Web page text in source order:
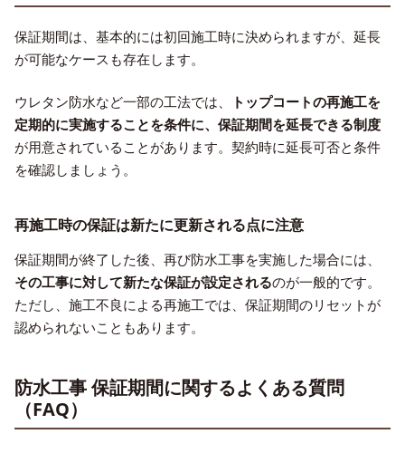
保証期間は、基本的には初回施工時に決められますが、延長
が可能なケースも存在します。
ウレタン防水など一部の工法では、
トップコートの再施工を
定期的に実施することを条件に、保証期間を延長できる制度
が用意されていることがあります。契約時に延長可否と条件
を確認しましょう。
再施工時の保証は新たに更新される点に注意
保証期間が終了した後、再び防水工事を実施した場合には、
その工事に対して新たな保証が設定されるのが一般的です。
ただし、施工不良による再施工では、保証期間のリセットが
認められないこともあります。
防水工事 保証期間に関するよくある質問
（FAQ）